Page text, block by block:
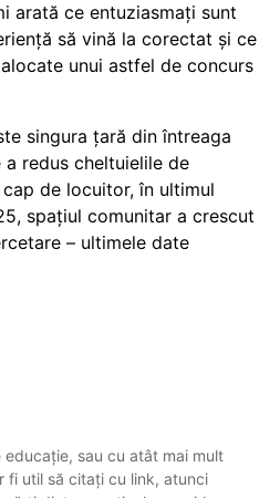
arată ce entuziasmați sunt
să vină la corectat și ce
unui astfel de concurs
singura țară din întreaga
a redus cheltuielile de
de locuitor, în ultimul
spațiul comunitar a crescut
– ultimele date
sau cu atât mai mult
fi util să citați cu link, atunci